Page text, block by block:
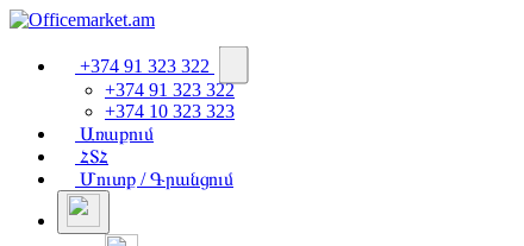
+374 91 323 322
+374 91 323 322
+374 10 323 323
Առաքում
ՀՏՀ
Մուտք / Գրանցում